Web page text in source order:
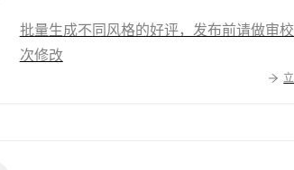
批量生成不同风格的好评，发布前请做审
次修改